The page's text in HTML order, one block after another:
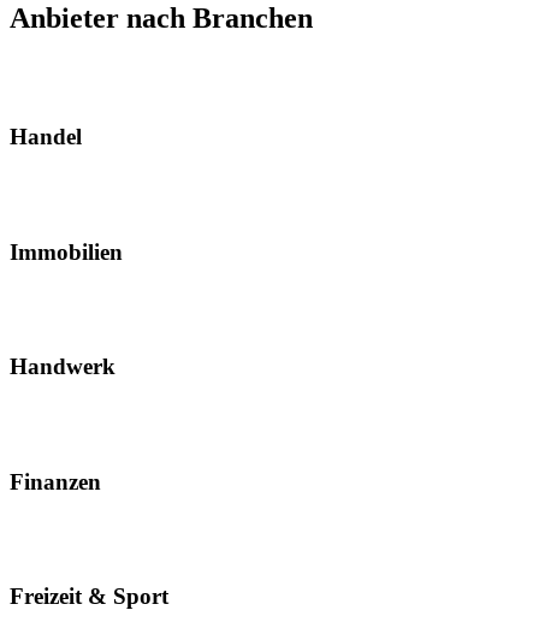
Anbieter nach Branchen
Handel
Immobilien
Handwerk
Finanzen
Freizeit & Sport